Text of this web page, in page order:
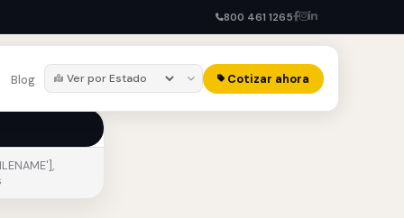
800 461 1265
Blog Cotizar ahora